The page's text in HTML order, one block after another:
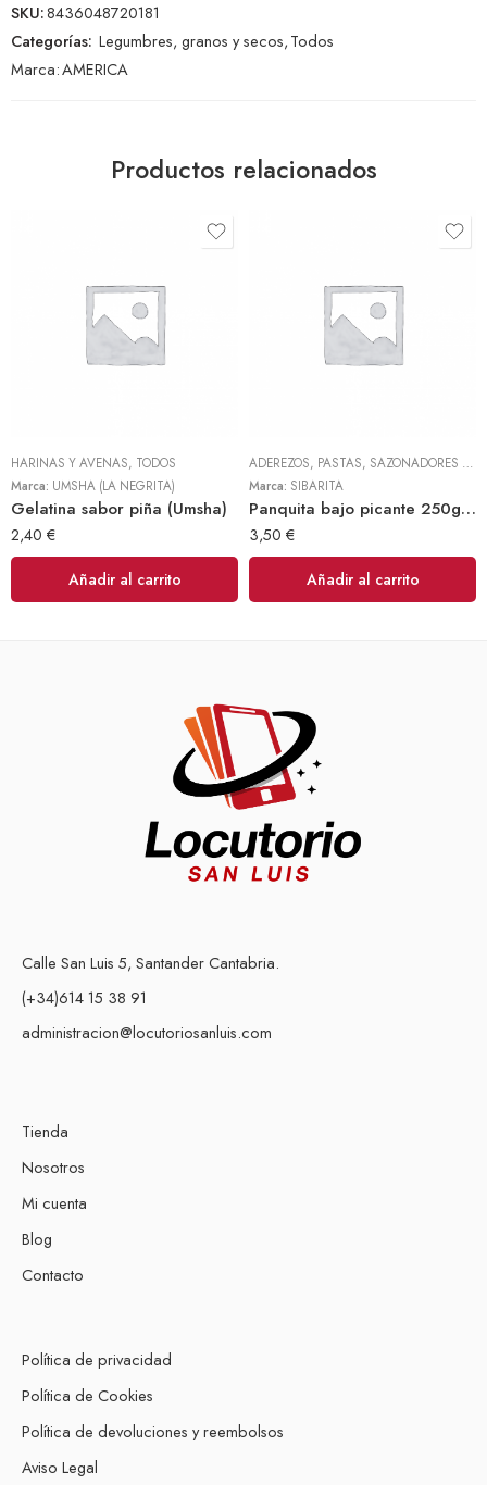
SKU:8436048720181
Categorías: Legumbres, granos y secos,Todos
Marca:AMERICA
Productos relacionados
HARINAS Y AVENAS, TODOS
Marca: UMSHA (LA NEGRITA)
Gelatina sabor piña (Umsha)
2,40 €
Añadir al carrito
ADEREZOS, PASTAS, SAZONADORES Y CONDIMENTOS
Marca: SIBARITA
Panquita bajo picante 250gr (Sibarita)
3,50 €
Añadir al carrito
Calle San Luis 5, Santander Cantabria.
(+34)614 15 38 91
administracion@locutoriosanluis.com
Tienda
Nosotros
Mi cuenta
Blog
Contacto
Política de privacidad
Política de Cookies
Política de devoluciones y reembolsos
Aviso Legal